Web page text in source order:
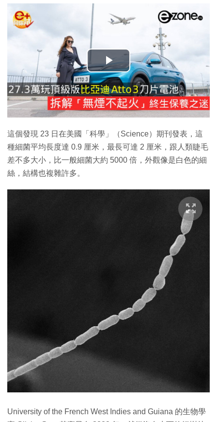
播
放
影
片
這個發現 23 日在美國「科學」（Science）期刊發表，這
種細菌平均長度達 0.9 厘米，最長可達 2 厘米，跟人類睫毛
差不多大小，比一般細菌大約 5000 倍，外觀像是白色的細
絲，結構也複雜許多。
University of the French West Indies and Guiana 的生物學